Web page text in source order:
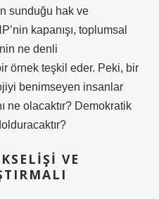
sunduğu hak ve
kapanışı, toplumsal
ne denli
örnek teşkil eder. Peki, bir
benimseyen insanlar
ne olacaktır? Demokratik
VE